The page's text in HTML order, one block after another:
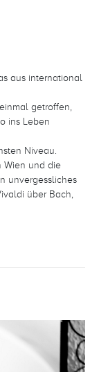
aus international
getroffen,
ins Leben
Niveau.
Wien und die
unvergessliches
über Bach,